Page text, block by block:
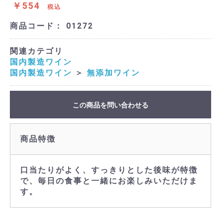
￥554 税込
商品コード： 01272
関連カテゴリ
国内製造ワイン
国内製造ワイン
＞ 無添加ワイン
この商品を問い合わせる
商品特徴
口当たりがよく、すっきりとした後味が特徴
で、毎日の食事と一緒にお楽しみいただけま
す。